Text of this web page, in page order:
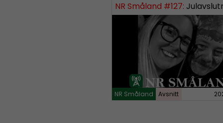
NR Småland #127:
NR Småland Avsnitt